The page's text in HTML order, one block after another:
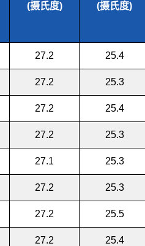
(摄氏度)
(摄氏度)
27.2 25.4
27.2 25.3
27.2 25.4
27.2 25.3
27.1 25.3
27.2 25.3
27.2 25.5
27.2 25.4